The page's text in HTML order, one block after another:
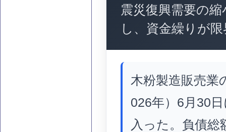
震災復興需要の
し、資金繰りが
木粉製造販売業
026年）6月30
入った。負債総